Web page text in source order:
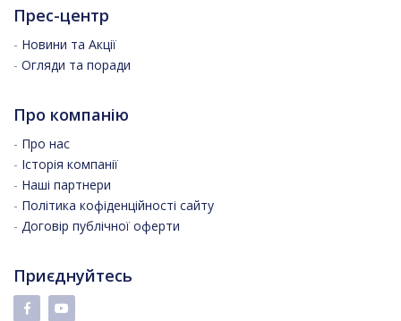
Прес-центр
- Новини та Акції
- Огляди та поради
Про компанію
- Про нас
- Історія компанії
- Наші партнери
- Політика кофіденційності сайту
- Договір публічної оферти
Приєднуйтесь